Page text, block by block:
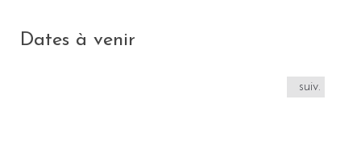
Dates à venir
suiv.